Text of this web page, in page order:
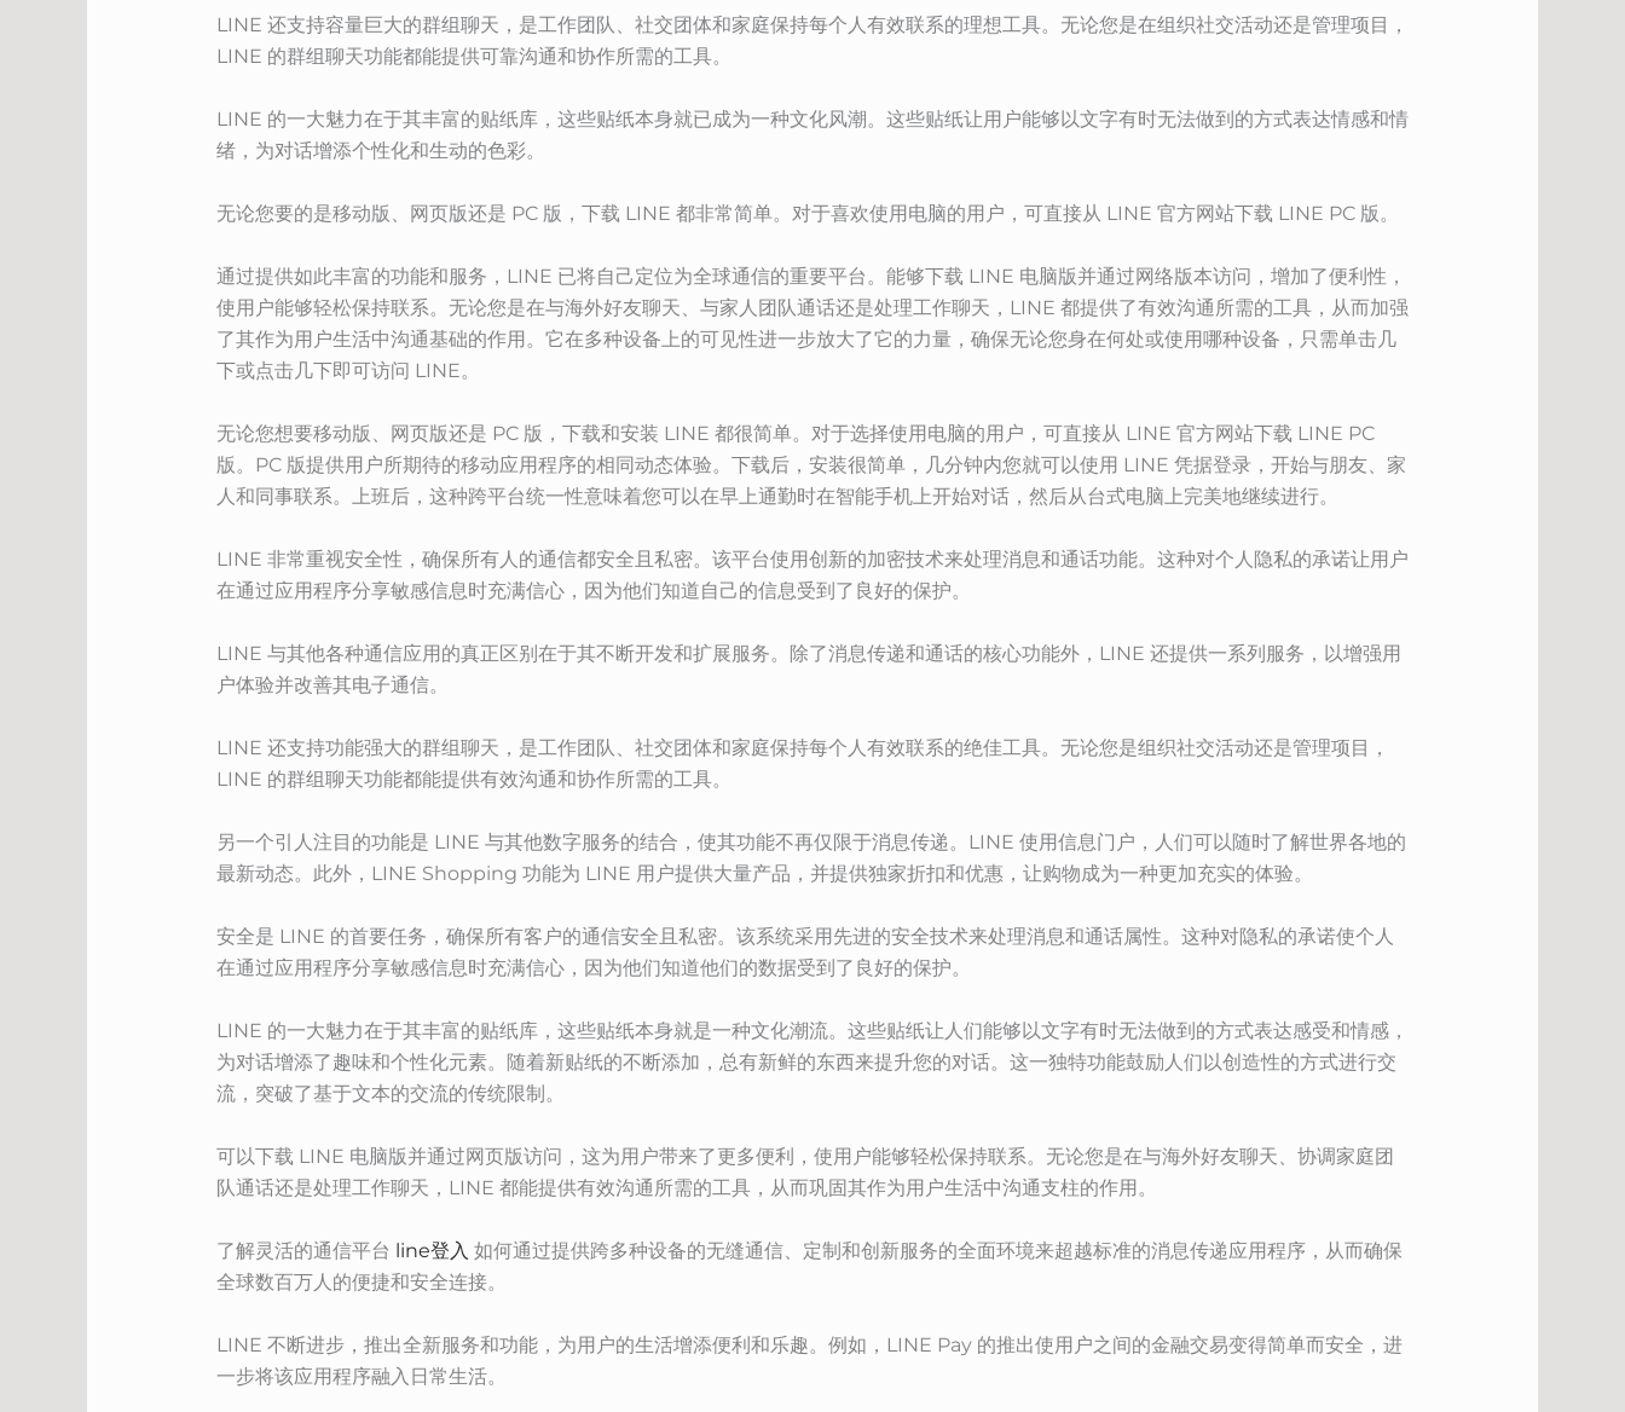
LINE 还支持容量巨大的群组聊天，是工作团队、社交团体和家庭保持每个人有效联系的理想工具。无论您是在组织社交活动还是管理项目，
LINE 的群组聊天功能都能提供可靠沟通和协作所需的工具。
LINE 的一大魅力在于其丰富的贴纸库，这些贴纸本身就已成为一种文化风潮。这些贴纸让用户能够以文字有时无法做到的方式表达情感和情
绪，为对话增添个性化和生动的色彩。
无论您要的是移动版、网页版还是 PC 版，下载 LINE 都非常简单。对于喜欢使用电脑的用户，可直接从 LINE 官方网站下载 LINE PC 版。
通过提供如此丰富的功能和服务，LINE 已将自己定位为全球通信的重要平台。能够下载 LINE 电脑版并通过网络版本访问，增加了便利性，
使用户能够轻松保持联系。无论您是在与海外好友聊天、与家人团队通话还是处理工作聊天，LINE 都提供了有效沟通所需的工具，从而加强
了其作为用户生活中沟通基础的作用。它在多种设备上的可见性进一步放大了它的力量，确保无论您身在何处或使用哪种设备，只需单击几
下或点击几下即可访问 LINE。
无论您想要移动版、网页版还是 PC 版，下载和安装 LINE 都很简单。对于选择使用电脑的用户，可直接从 LINE 官方网站下载 LINE PC
版。PC 版提供用户所期待的移动应用程序的相同动态体验。下载后，安装很简单，几分钟内您就可以使用 LINE 凭据登录，开始与朋友、家
人和同事联系。上班后，这种跨平台统一性意味着您可以在早上通勤时在智能手机上开始对话，然后从台式电脑上完美地继续进行。
LINE 非常重视安全性，确保所有人的通信都安全且私密。该平台使用创新的加密技术来处理消息和通话功能。这种对个人隐私的承诺让用户
在通过应用程序分享敏感信息时充满信心，因为他们知道自己的信息受到了良好的保护。
LINE 与其他各种通信应用的真正区别在于其不断开发和扩展服务。除了消息传递和通话的核心功能外，LINE 还提供一系列服务，以增强用
户体验并改善其电子通信。
LINE 还支持功能强大的群组聊天，是工作团队、社交团体和家庭保持每个人有效联系的绝佳工具。无论您是组织社交活动还是管理项目，
LINE 的群组聊天功能都能提供有效沟通和协作所需的工具。
另一个引人注目的功能是 LINE 与其他数字服务的结合，使其功能不再仅限于消息传递。LINE 使用信息门户，人们可以随时了解世界各地的
最新动态。此外，LINE Shopping 功能为 LINE 用户提供大量产品，并提供独家折扣和优惠，让购物成为一种更加充实的体验。
安全是 LINE 的首要任务，确保所有客户的通信安全且私密。该系统采用先进的安全技术来处理消息和通话属性。这种对隐私的承诺使个人
在通过应用程序分享敏感信息时充满信心，因为他们知道他们的数据受到了良好的保护。
LINE 的一大魅力在于其丰富的贴纸库，这些贴纸本身就是一种文化潮流。这些贴纸让人们能够以文字有时无法做到的方式表达感受和情感，
为对话增添了趣味和个性化元素。随着新贴纸的不断添加，总有新鲜的东西来提升您的对话。这一独特功能鼓励人们以创造性的方式进行交
流，突破了基于文本的交流的传统限制。
可以下载 LINE 电脑版并通过网页版访问，这为用户带来了更多便利，使用户能够轻松保持联系。无论您是在与海外好友聊天、协调家庭团
队通话还是处理工作聊天，LINE 都能提供有效沟通所需的工具，从而巩固其作为用户生活中沟通支柱的作用。
了解灵活的通信平台 line登入 如何通过提供跨多种设备的无缝通信、定制和创新服务的全面环境来超越标准的消息传递应用程序，从而确保
全球数百万人的便捷和安全连接。
LINE 不断进步，推出全新服务和功能，为用户的生活增添便利和乐趣。例如，LINE Pay 的推出使用户之间的金融交易变得简单而安全，进
一步将该应用程序融入日常生活。